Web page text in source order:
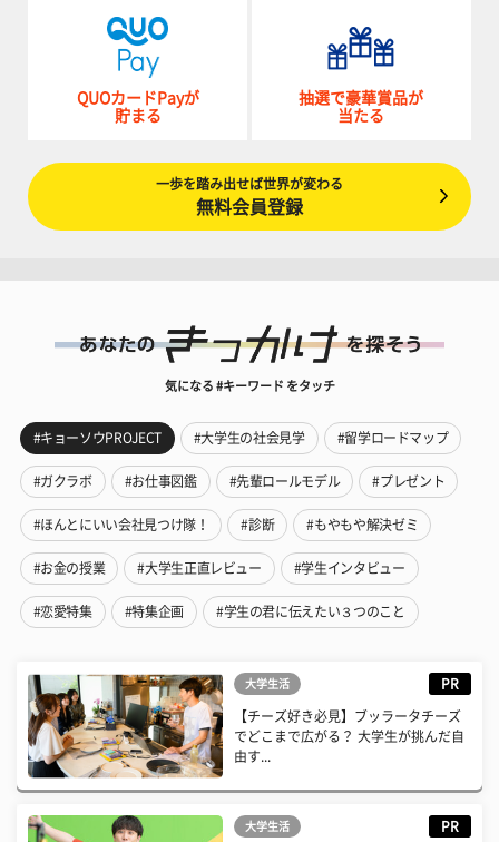
QUOカードPayが
貯まる
抽選で豪華賞品が
当たる
一歩を踏み出せば世界が変わる
無料会員登録
気になる #キーワード をタッチ
#キョーソウPROJECT #大学生の社会見学 #留学ロードマップ
#ガクラボ #お仕事図鑑 #先輩ロールモデル #プレゼント
#ほんとにいい会社見つけ隊！ #診断 #もやもや解決ゼミ
#お金の授業 #大学生正直レビュー #学生インタビュー
#恋愛特集 #特集企画 #学生の君に伝えたい３つのこと
大学生活 PR
【チーズ好き必見】ブッラータチーズ
でどこまで広がる？ 大学生が挑んだ自
由す...
大学生活 PR